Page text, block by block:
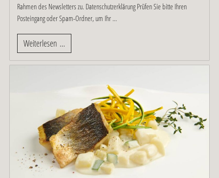
Rahmen des Newsletters zu. Datenschutzerklärung Prüfen Sie bitte Ihren
Posteingang oder Spam-Ordner, um Ihr …
Weiterlesen …